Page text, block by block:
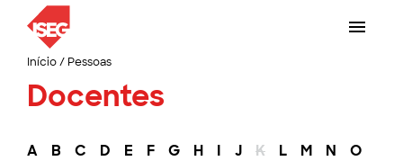
Início/ Pessoas
Docentes
A B C D E F G H I J K L M N O